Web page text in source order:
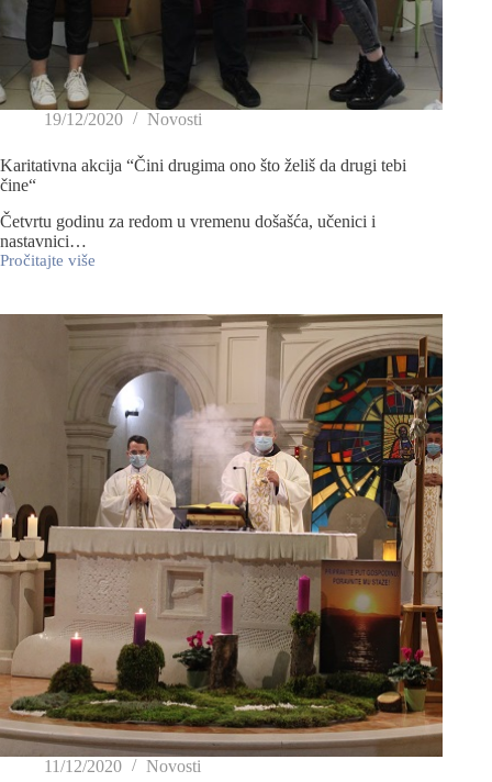
19/12/2020 Novosti
Karitativna akcija “Čini drugima ono što želiš da drugi tebi
čine“
Četvrtu godinu za redom u vremenu došašća, učenici i
nastavnici…
Pročitajte više
11/12/2020 Novosti